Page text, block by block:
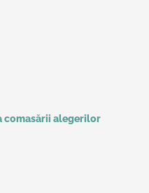
comasării alegerilor